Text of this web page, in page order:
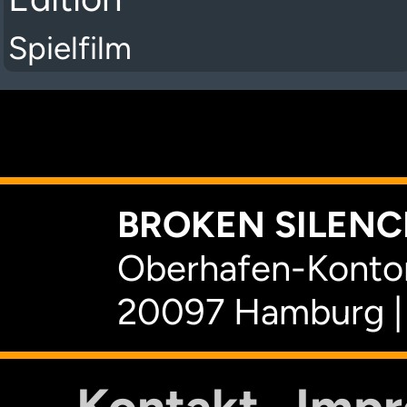
Spielfilm
BROKEN
Oberhafen-
20097 Hamburg